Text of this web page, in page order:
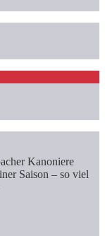
Kanoniere
Saison – so viel